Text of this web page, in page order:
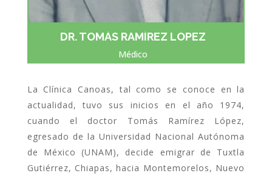
DR. TOMÁS RAMÍREZ LÓPEZ
Médico
La Clínica Canoas, tal como se conoce en la
actualidad, tuvo sus inicios en el año 1974,
cuando el doctor Tomás Ramírez López,
egresado de la Universidad Nacional Autónoma
de México (UNAM), decide emigrar de Tuxtla
Gutiérrez, Chiapas, hacia Montemorelos, Nuevo